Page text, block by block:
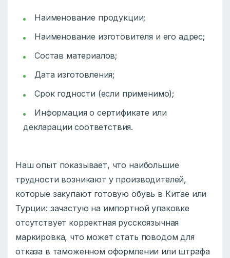
Наименование продукции;
Наименование изготовителя и его адрес;
Состав материалов;
Дата изготовления;
Срок годности (если применимо);
Информация о сертификате или
декларации соответствия.
Наш опыт показывает, что наибольшие
трудности возникают у производителей,
которые закупают готовую обувь в Китае или
Турции: зачастую на импортной упаковке
отсутствует корректная русскоязычная
маркировка, что может стать поводом для
отказа в таможенном оформлении или штрафа